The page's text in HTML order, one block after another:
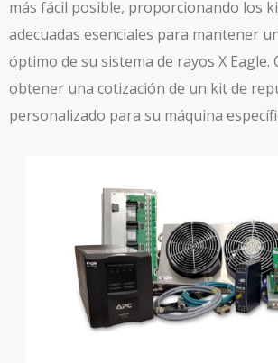
más fácil posible, proporcionando los
adecuadas esenciales para mantener
óptimo de su sistema de rayos X Eagle.
obtener una cotización de un kit de
personalizado para su máquina